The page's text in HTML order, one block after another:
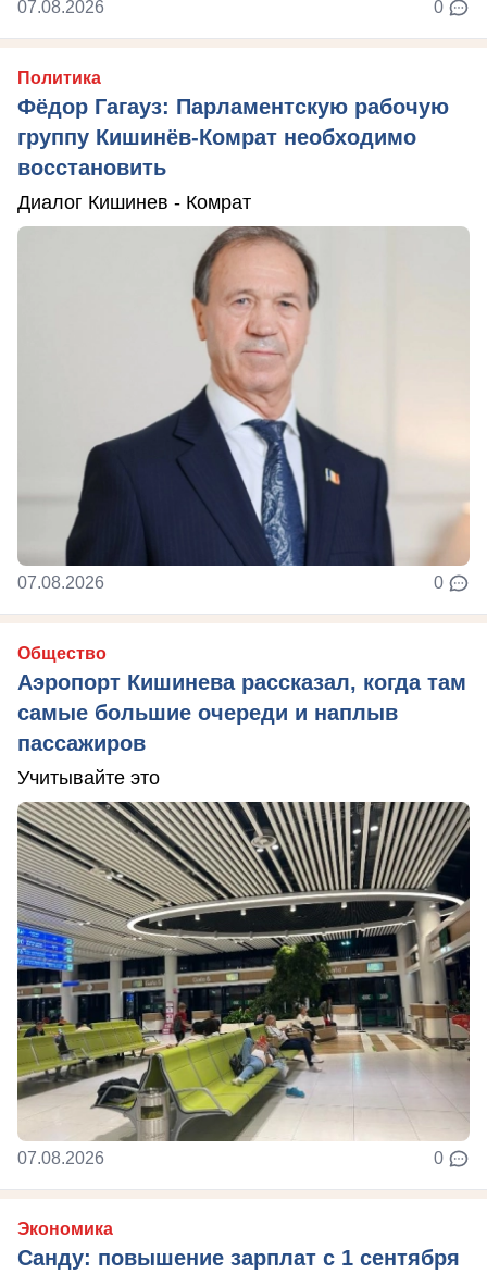
07.08.2026 0
Политика
Фёдор Гагауз: Парламентскую рабочую
группу Кишинёв-Комрат необходимо
восстановить
Диалог Кишинев - Комрат
07.08.2026 0
Общество
Аэропорт Кишинева рассказал, когда там
самые большие очереди и наплыв
пассажиров
Учитывайте это
07.08.2026 0
Экономика
Санду: повышение зарплат с 1 сентября